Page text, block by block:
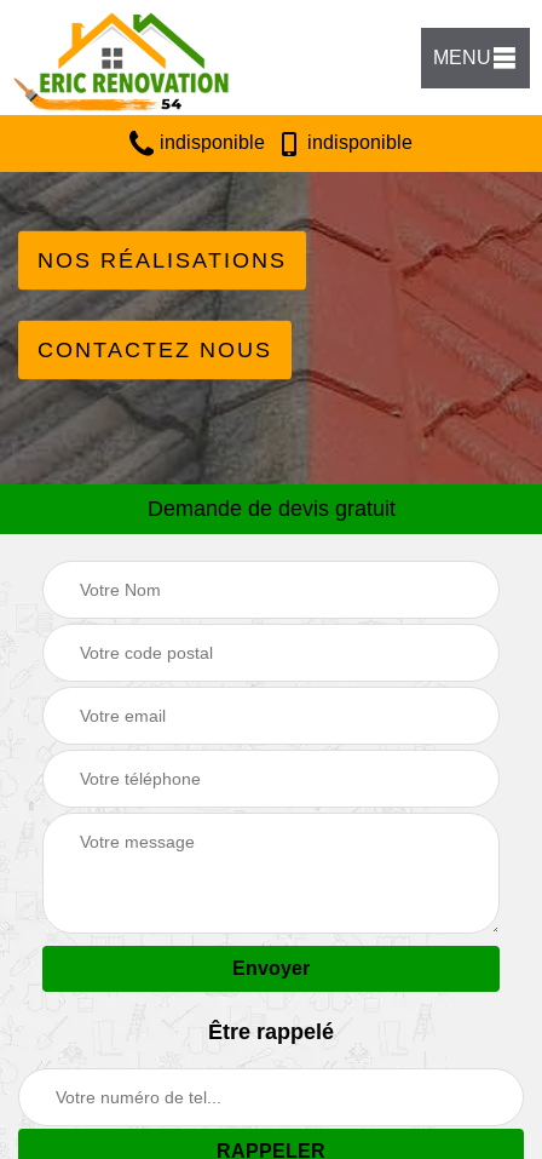
MENU
indisponible indisponible
NOS RÉALISATIONS
CONTACTEZ NOUS
Demande de devis gratuit
Être rappelé